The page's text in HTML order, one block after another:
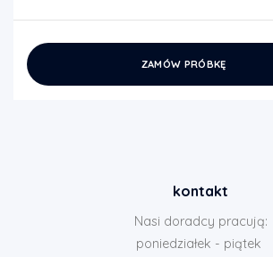
ZAMÓW PRÓBKĘ
kontakt
Nasi doradcy pracują:
poniedziałek - piątek